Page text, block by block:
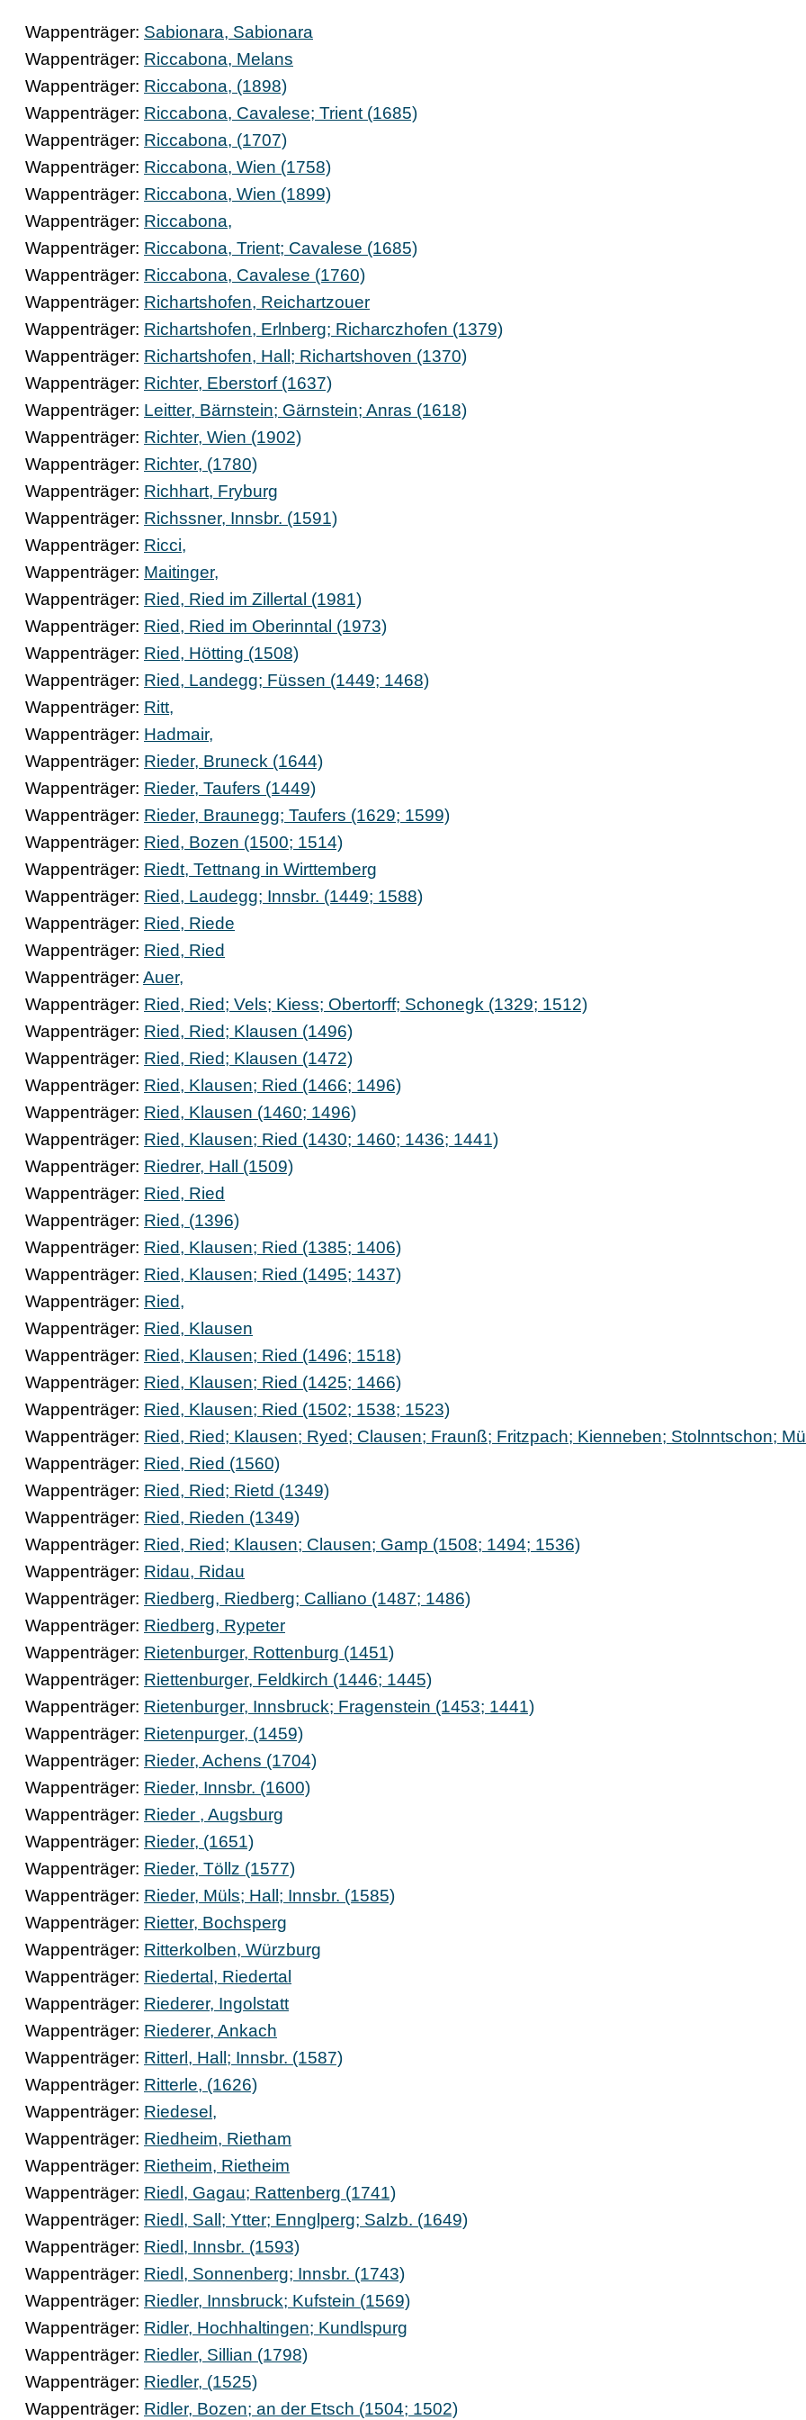
Wappenträger: Sabionara, Sabionara
Wappenträger: Riccabona, Melans
Wappenträger: Riccabona, (1898)
Wappenträger: Riccabona, Cavalese; Trient (1685)
Wappenträger: Riccabona, (1707)
Wappenträger: Riccabona, Wien (1758)
Wappenträger: Riccabona, Wien (1899)
Wappenträger: Riccabona,
Wappenträger: Riccabona, Trient; Cavalese (1685)
Wappenträger: Riccabona, Cavalese (1760)
Wappenträger: Richartshofen, Reichartzouer
Wappenträger: Richartshofen, Erlnberg; Richarczhofen (1379)
Wappenträger: Richartshofen, Hall; Richartshoven (1370)
Wappenträger: Richter, Eberstorf (1637)
Wappenträger: Leitter, Bärnstein; Gärnstein; Anras (1618)
Wappenträger: Richter, Wien (1902)
Wappenträger: Richter, (1780)
Wappenträger: Richhart, Fryburg
Wappenträger: Richssner, Innsbr. (1591)
Wappenträger: Ricci,
Wappenträger: Maitinger,
Wappenträger: Ried, Ried im Zillertal (1981)
Wappenträger: Ried, Ried im Oberinntal (1973)
Wappenträger: Ried, Hötting (1508)
Wappenträger: Ried, Landegg; Füssen (1449; 1468)
Wappenträger: Ritt,
Wappenträger: Hadmair,
Wappenträger: Rieder, Bruneck (1644)
Wappenträger: Rieder, Taufers (1449)
Wappenträger: Rieder, Braunegg; Taufers (1629; 1599)
Wappenträger: Ried, Bozen (1500; 1514)
Wappenträger: Riedt, Tettnang in Wirttemberg
Wappenträger: Ried, Laudegg; Innsbr. (1449; 1588)
Wappenträger: Ried, Riede
Wappenträger: Ried, Ried
Wappenträger: Auer,
Wappenträger: Ried, Ried; Vels; Kiess; Obertorff; Schonegk (1329; 1512)
Wappenträger: Ried, Ried; Klausen (1496)
Wappenträger: Ried, Ried; Klausen (1472)
Wappenträger: Ried, Klausen; Ried (1466; 1496)
Wappenträger: Ried, Klausen (1460; 1496)
Wappenträger: Ried, Klausen; Ried (1430; 1460; 1436; 1441)
Wappenträger: Riedrer, Hall (1509)
Wappenträger: Ried, Ried
Wappenträger: Ried, (1396)
Wappenträger: Ried, Klausen; Ried (1385; 1406)
Wappenträger: Ried, Klausen; Ried (1495; 1437)
Wappenträger: Ried,
Wappenträger: Ried, Klausen
Wappenträger: Ried, Klausen; Ried (1496; 1518)
Wappenträger: Ried, Klausen; Ried (1425; 1466)
Wappenträger: Ried, Klausen; Ried (1502; 1538; 1523)
Wappenträger: Ried, Ried; Klausen; Ryed; Clausen; Fraunß; Fritzpach; Kienneben; Stolnntschon;
Wappenträger: Ried, Ried (1560)
Wappenträger: Ried, Ried; Rietd (1349)
Wappenträger: Ried, Rieden (1349)
Wappenträger: Ried, Ried; Klausen; Clausen; Gamp (1508; 1494; 1536)
Wappenträger: Ridau, Ridau
Wappenträger: Riedberg, Riedberg; Calliano (1487; 1486)
Wappenträger: Riedberg, Rypeter
Wappenträger: Rietenburger, Rottenburg (1451)
Wappenträger: Riettenburger, Feldkirch (1446; 1445)
Wappenträger: Rietenburger, Innsbruck; Fragenstein (1453; 1441)
Wappenträger: Rietenpurger, (1459)
Wappenträger: Rieder, Achens (1704)
Wappenträger: Rieder, Innsbr. (1600)
Wappenträger: Rieder , Augsburg
Wappenträger: Rieder, (1651)
Wappenträger: Rieder, Töllz (1577)
Wappenträger: Rieder, Müls; Hall; Innsbr. (1585)
Wappenträger: Rietter, Bochsperg
Wappenträger: Ritterkolben, Würzburg
Wappenträger: Riedertal, Riedertal
Wappenträger: Riederer, Ingolstatt
Wappenträger: Riederer, Ankach
Wappenträger: Ritterl, Hall; Innsbr. (1587)
Wappenträger: Ritterle, (1626)
Wappenträger: Riedesel,
Wappenträger: Riedheim, Rietham
Wappenträger: Rietheim, Rietheim
Wappenträger: Riedl, Gagau; Rattenberg (1741)
Wappenträger: Riedl, Sall; Ytter; Ennglperg; Salzb. (1649)
Wappenträger: Riedl, Innsbr. (1593)
Wappenträger: Riedl, Sonnenberg; Innsbr. (1743)
Wappenträger: Riedler, Innsbruck; Kufstein (1569)
Wappenträger: Ridler, Hochhaltingen; Kundlspurg
Wappenträger: Riedler, Sillian (1798)
Wappenträger: Riedler, (1525)
Wappenträger: Ridler, Bozen; an der Etsch (1504; 1502)